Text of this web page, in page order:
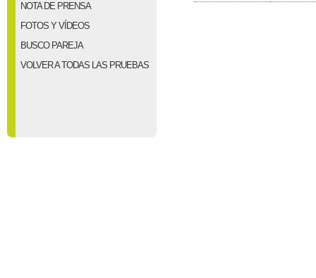
NOTA DE PRENSA
FOTOS Y VÍDEOS
BUSCO PAREJA
VOLVER A TODAS LAS PRUEBAS